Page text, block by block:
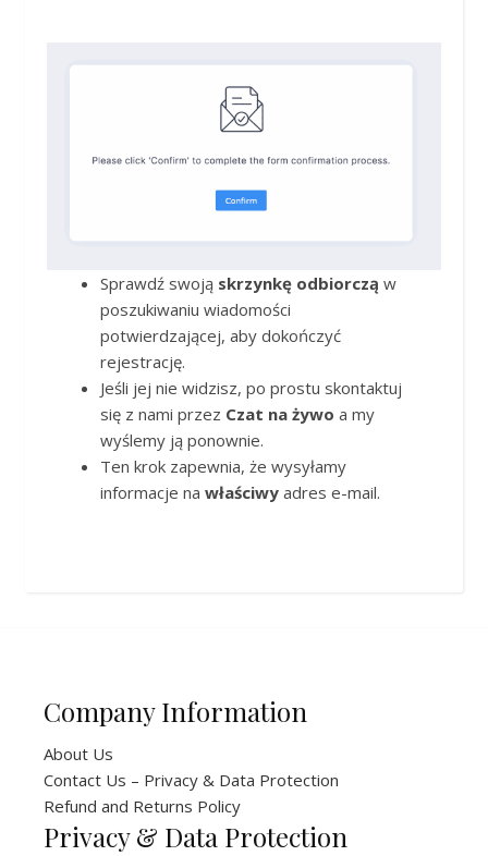
Sprawdź swoją skrzynkę odbiorczą w
poszukiwaniu wiadomości
potwierdzającej, aby dokończyć
rejestrację.
Jeśli jej nie widzisz, po prostu skontaktuj
się z nami przez Czat na żywo a my
wyślemy ją ponownie.
Ten krok zapewnia, że wysyłamy
informacje na właściwy adres e-mail.
Company Information
About Us
Contact Us – Privacy & Data Protection
Refund and Returns Policy
Privacy & Data Protection